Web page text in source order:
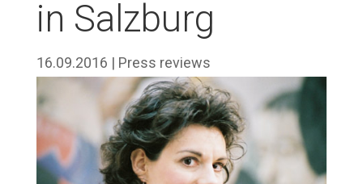
in Salzburg
16.09.2016 | Press reviews